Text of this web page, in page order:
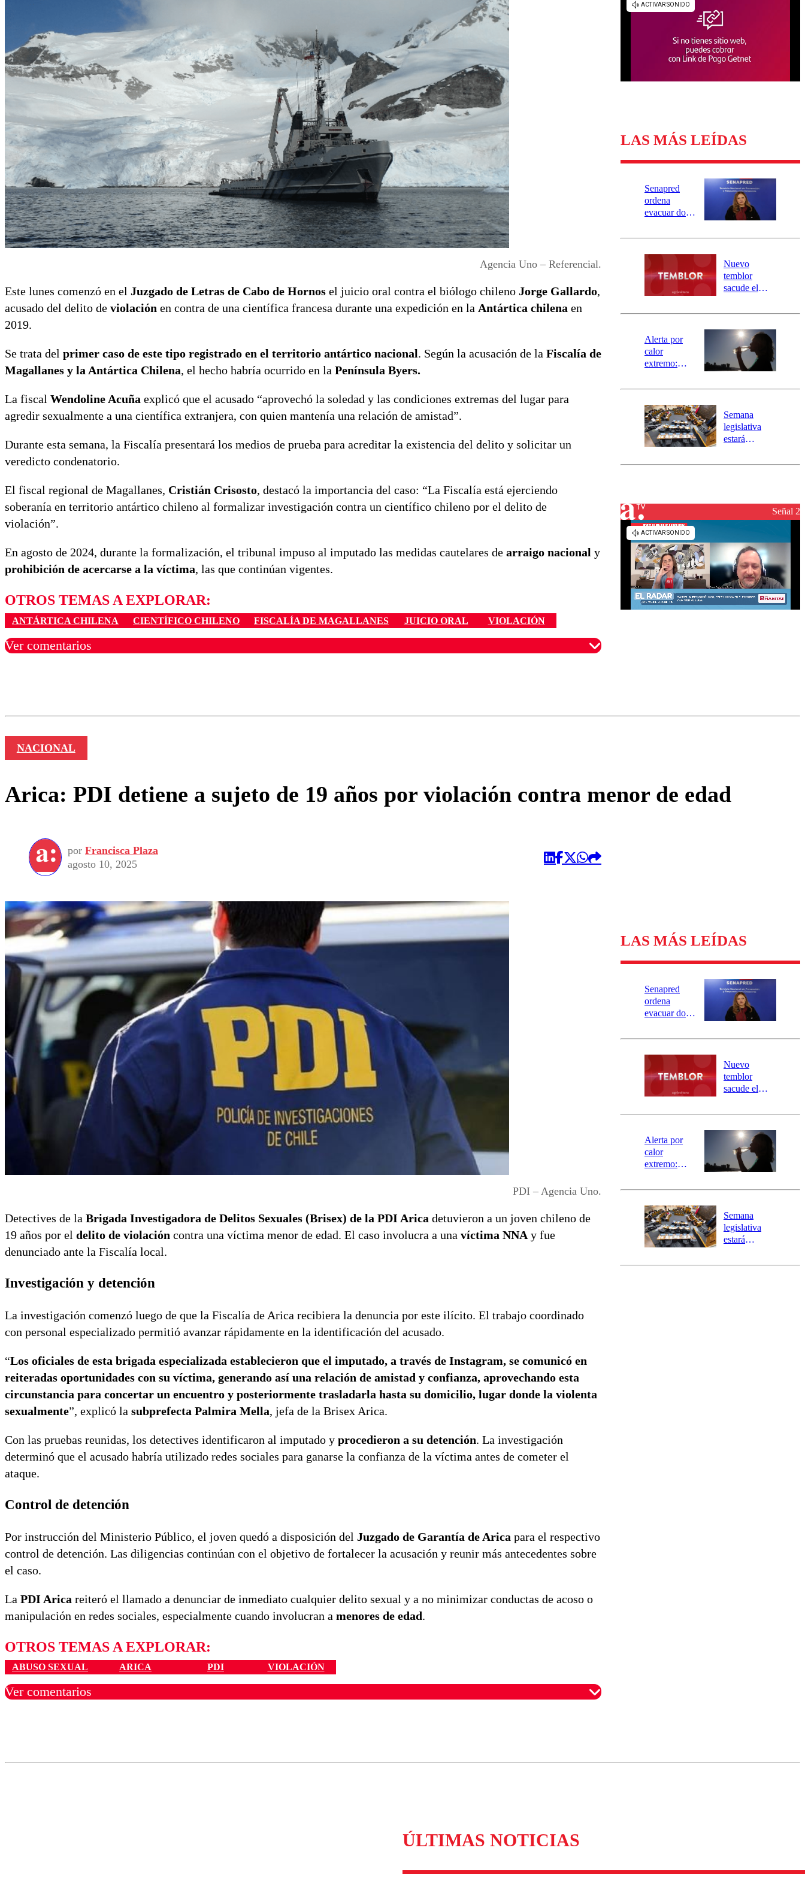
Universidad de Chile
Agencia Uno – Referencial.
Este lunes comenzó en el Juzgado de Letras de Cabo de Hornos el juicio oral contra el biólogo chileno Jorge Gallardo,
acusado del delito de violación en contra de una científica francesa durante una expedición en la Antártica chilena en
2019.
Se trata del primer caso de este tipo registrado en el territorio antártico nacional. Según la acusación de la Fiscalía de
Magallanes y la Antártica Chilena, el hecho habría ocurrido en la Península Byers.
La fiscal Wendoline Acuña explicó que el acusado “aprovechó la soledad y las condiciones extremas del lugar para
agredir sexualmente a una científica extranjera, con quien mantenía una relación de amistad”.
Durante esta semana, la Fiscalía presentará los medios de prueba para acreditar la existencia del delito y solicitar un
veredicto condenatorio.
El fiscal regional de Magallanes, Cristián Crisosto, destacó la importancia del caso: “La Fiscalía está ejerciendo
soberanía en territorio antártico chileno al formalizar investigación contra un científico chileno por el delito de
violación”.
En agosto de 2024, durante la formalización, el tribunal impuso al imputado las medidas cautelares de arraigo nacional y
prohibición de acercarse a la víctima, las que continúan vigentes.
OTROS TEMAS A EXPLORAR:
ANTÁRTICA CHILENA CIENTÍFICO CHILENO FISCALÍA DE MAGALLANES JUICIO ORAL VIOLACIÓN
Ver comentarios
LAS MÁS LEÍDAS
Senapred
ordena
evacuar dos
Carahue por
río Damas:
activa
mensajería
SAE
Nuevo
temblor
sacude el
revisa la
epicentro
Alerta por
calor
extremo:
activa Alerta
Preventiva en
tres comunas
Semana
legislativa
estará
el fin de la
reconstrucciónSeñal 2
NACIONAL
Arica: PDI detiene a sujeto de 19 años por violación contra menor de edad
por Francisca Plaza
agosto 10, 2025
PDI – Agencia Uno.
Detectives de la Brigada Investigadora de Delitos Sexuales (Brisex) de la PDI Arica detuvieron a un joven chileno de
19 años por el delito de violación contra una víctima menor de edad. El caso involucra a una víctima NNA y fue
denunciado ante la Fiscalía local.
Investigación y detención
La investigación comenzó luego de que la Fiscalía de Arica recibiera la denuncia por este ilícito. El trabajo coordinado
con personal especializado permitió avanzar rápidamente en la identificación del acusado.
“Los oficiales de esta brigada especializada establecieron que el imputado, a través de Instagram, se comunicó en
reiteradas oportunidades con su víctima, generando así una relación de amistad y confianza, aprovechando esta
circunstancia para concertar un encuentro y posteriormente trasladarla hasta su domicilio, lugar donde la violenta
sexualmente”, explicó la subprefecta Palmira Mella, jefa de la Brisex Arica.
Con las pruebas reunidas, los detectives identificaron al imputado y procedieron a su detención. La investigación
determinó que el acusado habría utilizado redes sociales para ganarse la confianza de la víctima antes de cometer el
ataque.
Control de detención
Por instrucción del Ministerio Público, el joven quedó a disposición del Juzgado de Garantía de Arica para el respectivo
control de detención. Las diligencias continúan con el objetivo de fortalecer la acusación y reunir más antecedentes sobre
el caso.
La PDI Arica reiteró el llamado a denunciar de inmediato cualquier delito sexual y a no minimizar conductas de acoso o
manipulación en redes sociales, especialmente cuando involucran a menores de edad.
OTROS TEMAS A EXPLORAR:
ABUSO SEXUAL ARICA PDI VIOLACIÓN
Ver comentarios
LAS MÁS LEÍDAS
Senapred
ordena
evacuar dos
Carahue por
río Damas:
activa
mensajería
SAE
Nuevo
temblor
sacude el
revisa la
epicentro
Alerta por
calor
extremo:
activa Alerta
Preventiva en
tres comunas
Semana
legislativa
estará
el fin de la
ÚLTIMAS NOTICIAS